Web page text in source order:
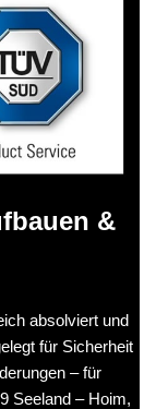
&
absolviert und
für Sicherheit
– für
Seeland – Hoim,